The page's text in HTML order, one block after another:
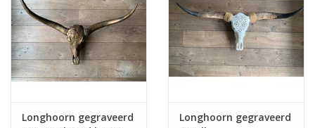
Longhoorn gegraveerd
Longhoorn gegraveerd